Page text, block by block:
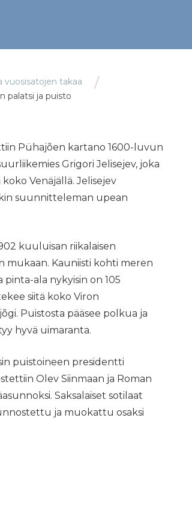
takaa
palatsi ja puisto
Pühajõen kartano 1600-luvun
Grigori Jelisejev, joka
Venäjällä. Jelisejev
suunnitteleman upean
kuuluisan riikalaisen
Kauniisti kohti meren
pinta-ala nykyisin on 105
siitä koko Viron
Puistosta pääsee polkua ja
hyvä uimaranta.
puistoineen presidentti
Olev Siinmaan ja Roman
Saksalaiset sotilaat
ja muokattu osaksi